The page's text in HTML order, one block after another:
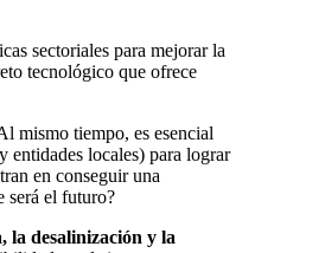
sectoriales para mejorar la
tecnológico que ofrece
mismo tiempo, es esencial
entidades locales) para lograr
en conseguir una
será el futuro?
la desalinización y la